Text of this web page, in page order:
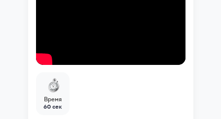
Время
60 сек